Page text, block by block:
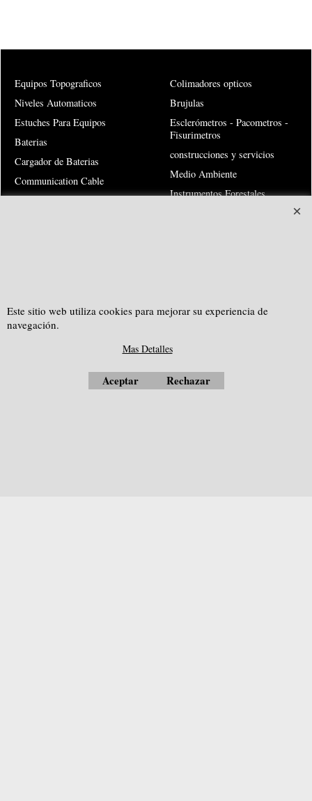
Equipos Topograficos
Niveles Automaticos
Estuches Para Equipos
Baterias
Cargador de Baterias
Communication Cable
Colimadores opticos
Brujulas
Esclerómetros - Pacometros -
Fisurimetros
construcciones y servicios
Medio Ambiente
Instrumentos Forestales
Teodolitos Electronicos
Este sitio web utiliza cookies para mejorar su experiencia de
navegación.
Mas Detalles
Aceptar Rechazar